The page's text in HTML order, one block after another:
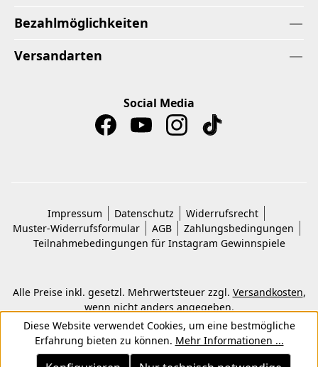
Bezahlmöglichkeiten
Versandarten
Social Media
Impressum Datenschutz
Widerrufsrecht
Muster-Widerrufsformular
AGB
Zahlungsbedingungen
Teilnahmebedingungen für Instagram Gewinnspiele
Alle Preise inkl. gesetzl. Mehrwertsteuer zzgl. Versandkosten,
wenn nicht anders angegeben.
© 2026 Copyright © Kwon KG. Alle Rechte vorbehalten.
Diese Website verwendet Cookies, um eine bestmögliche
Erfahrung bieten zu können. Mehr Informationen ...